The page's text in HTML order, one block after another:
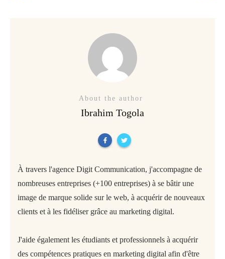
About the author
Ibrahim Togola
À travers l'agence Digit Communication, j'accompagne de
nombreuses entreprises (+100 entreprises) à se bâtir une
image de marque solide sur le web, à acquérir de nouveaux
clients et à les fidéliser grâce au marketing digital.
J'aide également les étudiants et professionnels à acquérir
des compétences pratiques en marketing digital afin d'être